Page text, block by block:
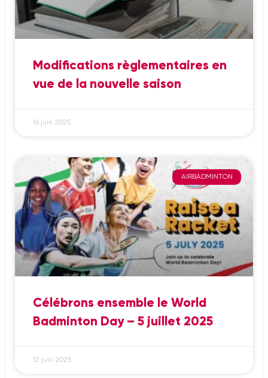
Modifications règlementaires en
vue de la nouvelle saison
16 juin 2025
AIRBADMINTON
Célébrons ensemble le World
Badminton Day – 5 juillet 2025
12 juin 2025